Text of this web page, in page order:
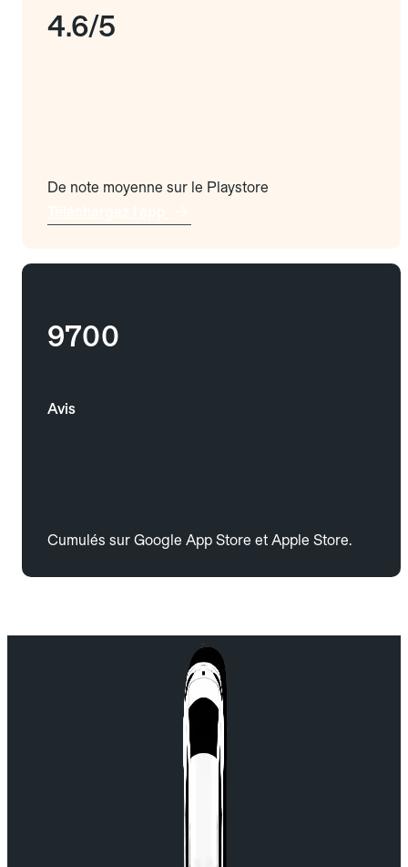
4.6/5
De note moyenne sur le Playstore
9700
Avis
Cumulés sur Google App Store et Apple Store.